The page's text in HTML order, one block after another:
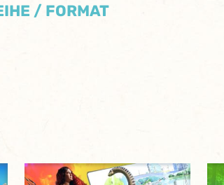
/ FORMAT